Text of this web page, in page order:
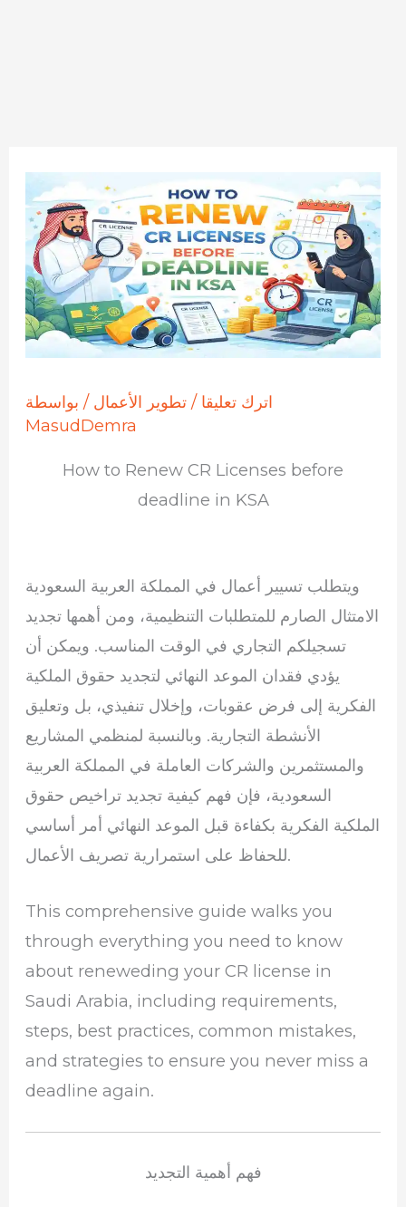
اترك تعليقا / تطوير الأعمال / بواسطة
MasudDemra
How to Renew CR Licenses before
deadline in KSA
ويتطلب تسيير أعمال في المملكة العربية السعودية
الامتثال الصارم للمتطلبات التنظيمية، ومن أهمها تجديد
تسجيلكم التجاري في الوقت المناسب. ويمكن أن
يؤدي فقدان الموعد النهائي لتجديد حقوق الملكية
الفكرية إلى فرض عقوبات، وإخلال تنفيذي، بل وتعليق
الأنشطة التجارية. وبالنسبة لمنظمي المشاريع
والمستثمرين والشركات العاملة في المملكة العربية
السعودية، فإن فهم كيفية تجديد تراخيص حقوق
الملكية الفكرية بكفاءة قبل الموعد النهائي أمر أساسي
للحفاظ على استمرارية تصريف الأعمال.
This comprehensive guide walks you
through everything you need to know
about reneweding your CR license in
Saudi Arabia, including requirements,
steps, best practices, common mistakes,
and strategies to ensure you never miss a
deadline again.
فهم أهمية التجديد